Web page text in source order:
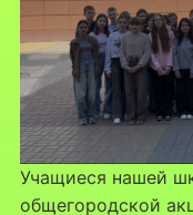
Учащиеся нашей
общегородской